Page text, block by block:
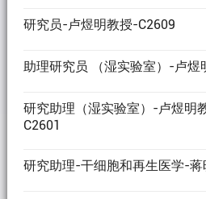
研究员-卢煜明教授-C2609
助理研究员 （湿实验室）-卢煜
研究助理（湿实验室）-卢煜明
C2601
研究助理-干细胞和再生医学-